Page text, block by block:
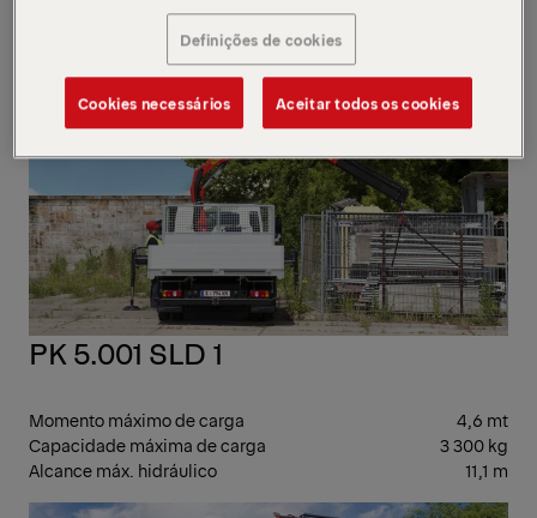
Momento máximo de carga
Capacidade máxima de carga
Alcance máx. hidráulico
PK 5.001 SLD 1
Momento máximo de carga
4,6 mt
Capacidade máxima de carga
3 300 kg
Alcance máx. hidráulico
11,1 m
Definições de cookies
Cookies necessários Aceitar todos os cookies